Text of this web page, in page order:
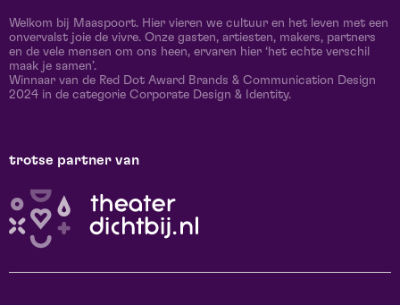
Welkom bij Maaspoort. Hier vieren we cultuur en het leven met een
onvervalst joie de vivre. Onze gasten, artiesten, makers, partners
en de vele mensen om ons heen, ervaren hier ‘het echte verschil
maak je samen’.
Winnaar van de Red Dot Award Brands & Communication Design
2024 in de categorie Corporate Design & Identity.
trotse partner van